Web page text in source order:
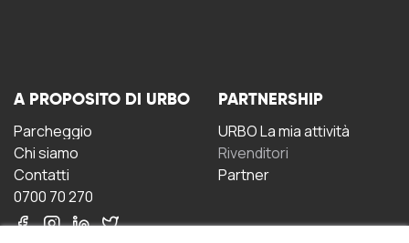
A PROPOSITO DI URBO
Parcheggio
Chi siamo
Contatti
0700 70 270
PARTNERSHIP
URBO La mia attività
Rivenditori
Partner